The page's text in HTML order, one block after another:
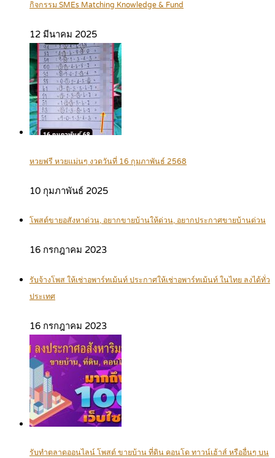
กิจกรรม SMEs Matching Knowledge & Fund
12 มีนาคม 2025
หวยฟรี หวยแม่นๆ งวดวันที่ 16 กุมภาพันธ์ 2568
10 กุมภาพันธ์ 2025
โพสต์ขายอสังหาด่วน, อยากขายบ้านให้ด่วน, อยากประกาศขายบ้านด่วน
16 กรกฎาคม 2023
รับจ้างโพส ให้เช่าอพาร์ทเม้นท์ ประกาศให้เช่าอพาร์ทเม้นท์ ในไทย ลงได้ทั่ว
ประเทศ
16 กรกฎาคม 2023
รับทำตลาดออนไลน์ โพสต์ ขายบ้าน ที่ดิน คอนโด ทาวน์เฮ้าส์ หรืออื่นๆ บน